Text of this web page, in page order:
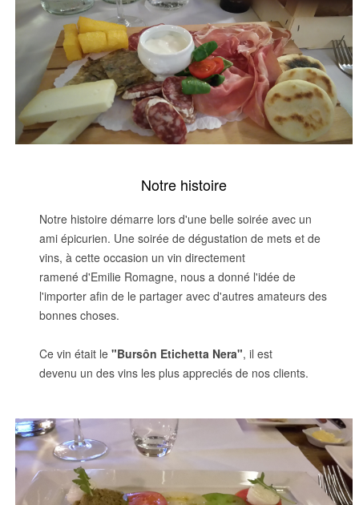
Notre histoire
Notre histoire démarre lors d'une belle soirée avec un
ami épicurien. Une soirée de dégustation de mets et de
vins, à cette occasion un vin directement
ramené d'Emilie Romagne, nous a donné l'idée de
l'importer afin de le partager avec d'autres amateurs des
bonnes choses.
Ce vin était le "Bursôn Etichetta Nera", il est
devenu un des vins les plus appreciés de nos clients.